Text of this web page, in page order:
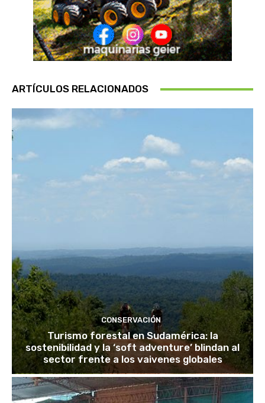
ARTÍCULOS RELACIONADOS
CONSERVACIÓN
Turismo forestal en Sudamérica: la
sostenibilidad y la ‘soft adventure’ blindan al
sector frente a los vaivenes globales